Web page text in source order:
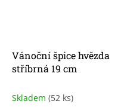
Vánoční špice hvězda
stříbrná 19 cm
Skladem (52 ks)